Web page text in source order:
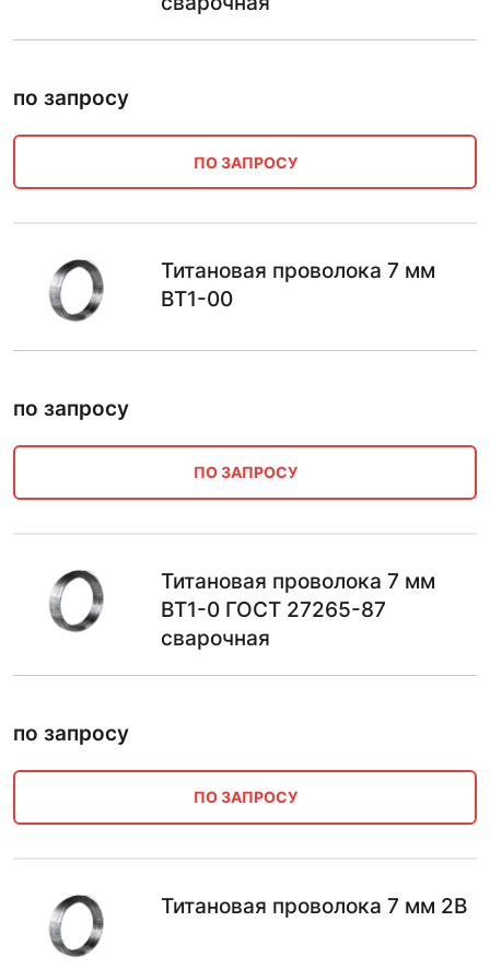
по запросу
ПО ЗАПРОСУ
Титановая проволока 7 мм
ВТ1-00
по запросу
ПО ЗАПРОСУ
Титановая проволока 7 мм
ВТ1-0 ГОСТ 27265-87
сварочная
по запросу
ПО ЗАПРОСУ
Титановая проволока 7 мм 2В